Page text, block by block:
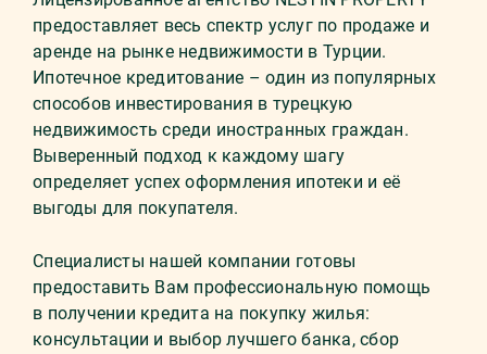
предоставляет весь спектр услуг по продаже и
аренде на рынке недвижимости в Турции.
Ипотечное кредитование – один из популярных
способов инвестирования в турецкую
недвижимость среди иностранных граждан.
Выверенный подход к каждому шагу
определяет успех оформления ипотеки и её
выгоды для покупателя.
Специалисты нашей компании готовы
предоставить Вам профессиональную помощь
в получении кредита на покупку жилья:
консультации и выбор лучшего банка, сбор